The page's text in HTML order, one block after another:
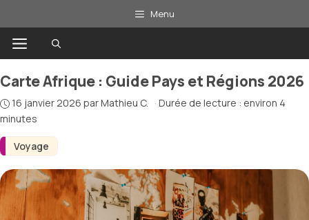
au
contenu
Menu
Menu
Voyage
Carte Afrique : Guide Pays et Régions 2026
16 janvier 2026 parMathieu C. · Durée de lecture : environ 4
minutes